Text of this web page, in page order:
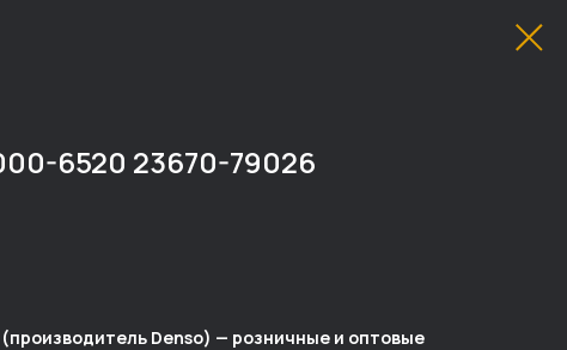
6520 23670-79026
Denso) — розничные и оптовые